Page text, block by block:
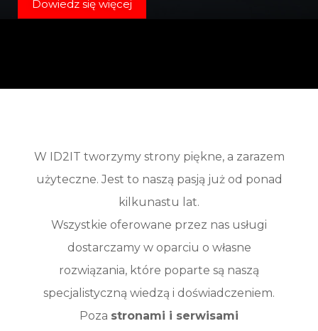
KONTAKT
Dowiedz się więcej
W ID2IT tworzymy strony piękne, a zarazem
użyteczne. Jest to naszą pasją już od ponad
kilkunastu lat.
Wszystkie oferowane przez nas usługi
dostarczamy w oparciu o własne
rozwiązania, które poparte są naszą
specjalistyczną wiedzą i doświadczeniem.
Poza stronami i serwisami